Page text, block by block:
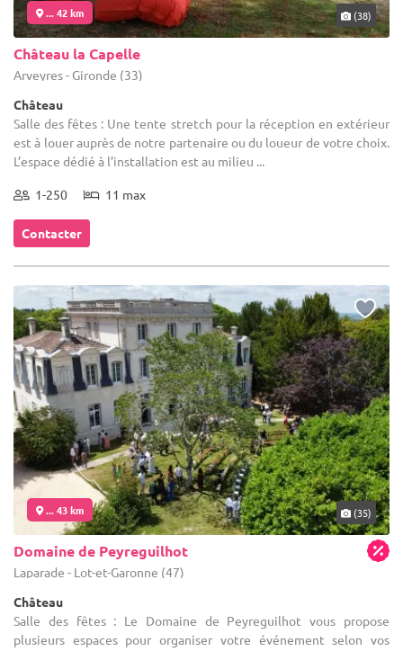
... 42 km (38)
Château la Capelle
Arveyres - Gironde (33)
Château
Salle des fêtes : Une tente stretch pour la réception en extérieur
est à louer auprès de notre partenaire ou du loueur de votre choix.
L’espace dédié à l’installation est au milieu ...
1-250 11 max
Contacter
... 43 km (35)
Domaine de Peyreguilhot
Laparade - Lot-et-Garonne (47)
Château
Salle des fêtes : Le Domaine de Peyreguilhot vous propose
plusieurs espaces pour organiser votre événement selon vos